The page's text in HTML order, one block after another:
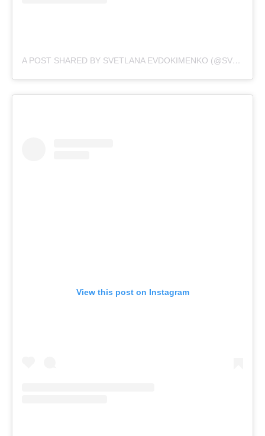
A POST SHARED BY SVETLANA EVDOKIMENKO (@SVETIKA)
View this post on Instagram